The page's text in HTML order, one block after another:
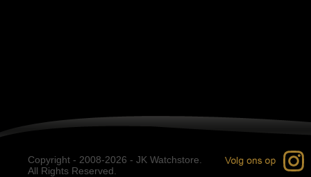
Copyright - 2008-2026 - JK Watchstore.
All Rights Reserved.